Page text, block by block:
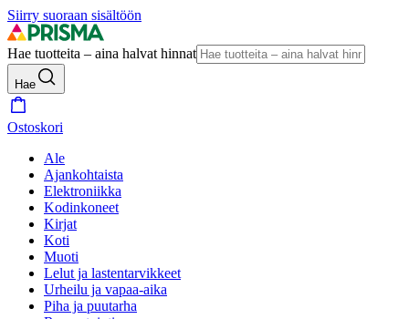
Siirry suoraan sisältöön
Hae tuotteita – aina halvat hinnat
Hae
Ostoskori
Ale
Ajankohtaista
Elektroniikka
Kodinkoneet
Kirjat
Koti
Muoti
Lelut ja lastentarvikkeet
Urheilu ja vapaa-aika
Piha ja puutarha